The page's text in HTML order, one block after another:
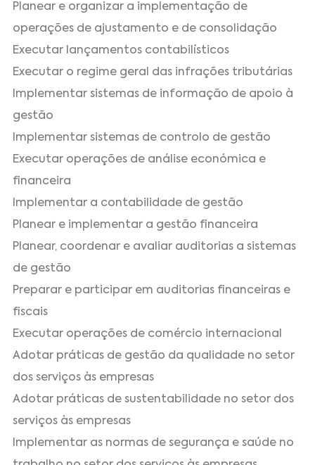
Planear e organizar a implementação de
operações de ajustamento e de consolidação
Executar lançamentos contabilísticos
Executar o regime geral das infrações tributárias
Implementar sistemas de informação de apoio à
gestão
Implementar sistemas de controlo de gestão
Executar operações de análise económica e
financeira
Implementar a contabilidade de gestão
Planear e implementar a gestão financeira
Planear, coordenar e avaliar auditorias a sistemas
de gestão
Preparar e participar em auditorias financeiras e
fiscais
Executar operações de comércio internacional
Adotar práticas de gestão da qualidade no setor
dos serviços às empresas
Adotar práticas de sustentabilidade no setor dos
serviços às empresas
Implementar as normas de segurança e saúde no